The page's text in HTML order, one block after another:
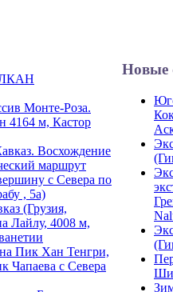
Монте-Роза.
4164 м, Кастор
Восхождение
маршрут
с Севера по
, 5а)
(Грузия,
Лайлу, 4008 м,
Пик Хан Тенгри,
Чапаева с Севера
Новые